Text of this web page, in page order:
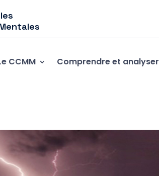
CCMM Comprendre et analyser